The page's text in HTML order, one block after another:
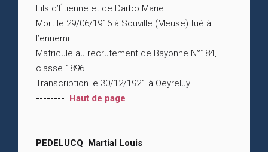
Fils d’Étienne et de Darbo Marie
Mort le 29/06/1916 à Souville (Meuse) tué à
l’ennemi
Matricule au recrutement de Bayonne N°184,
classe 1896
Transcription le 30/12/1921 à Oeyreluy
-------- Haut de page
PEDELUCQ Martial Louis